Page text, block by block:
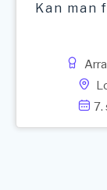
Kan man
7.